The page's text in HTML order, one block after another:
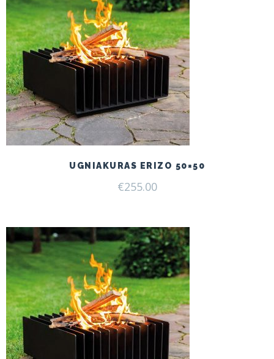
UGNIAKURAS ERIZO 50×50
€255.00